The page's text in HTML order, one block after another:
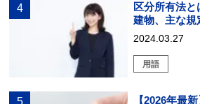
区分所有法
建物、主な規
2024.03.27
用語
【2026年最